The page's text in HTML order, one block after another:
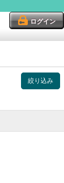
ログイン
絞り込み